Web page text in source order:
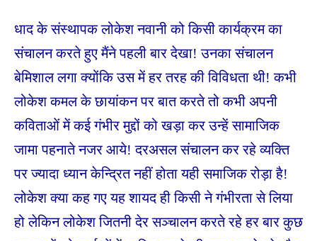
धाद के संस्थापक लोकेश नवानी को किसी कार्यक्रम का
संचालन करते हुए मैंने पहली बार देखा! उनका संचालन
बेमिशाल लगा क्योंकि उस में हर तरह की विविधता थी! कभी
लोकेश कमल के छायांकन पर बात करते तो कभी अपनी
कविताओं में कई गंभीर मुद्दों को खड़ा कर उन्हें सामाजिक
जामा पहनाते नजर आये! दरअसल संचालन कर रहे व्यक्ति
पर ज्यादा ध्यान केन्द्रित नहीं होता यही समाजिक रोड़ा है!
लोकेश क्या कह गए यह शायद ही किसी ने गंभीरता से लिया
हो लेकिन लोकेश जितनी देर सञ्चालन करते रहे हर बार कुछ